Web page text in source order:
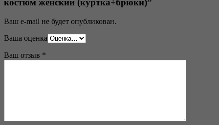
костюм женский (куртка+брюки)”
Ваш e-mail не будет опубликован.
Ваша оценка
Ваш отзыв *